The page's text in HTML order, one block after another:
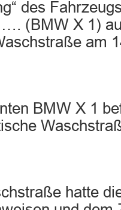
des
(BMW X 1)
am
BMW X 1
hatte